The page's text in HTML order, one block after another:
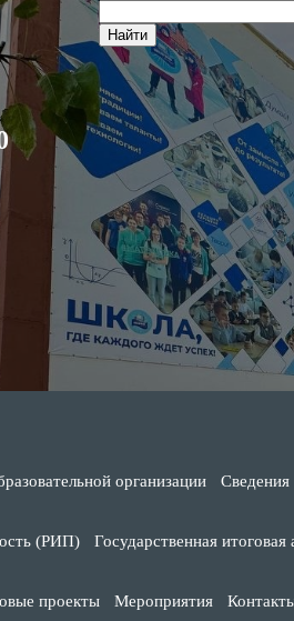
организации Сведения
(РИП) Государственная итоговая
проекты Мероприятия